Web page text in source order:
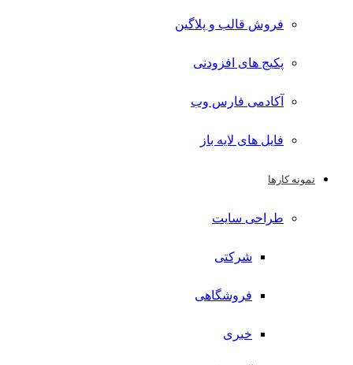
فروش قالب و پلاگین
پکیج های افزودنی
آکادمی فارس وب
فایل های لایه باز
نمونه کارها
طراحی سایت
شرکتی
فروشگاهی
خبری